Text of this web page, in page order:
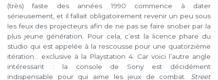
(très) faste des années 1990 commence à dater
sérieusement, et il fallait obligatoirement revenir un peu sous
les feux des projecteurs afin de ne pas se faire snober par la
plus jeune génération. Pour cela, c’est la licence phare du
studio qui est appelée à la rescousse pour une quatorzième
itération… exclusive à la Playstation 4. Car voici l’autre angle
intéressant : la console de Sony est décidément
indispensable pour qui aime les jeux de combat. Street